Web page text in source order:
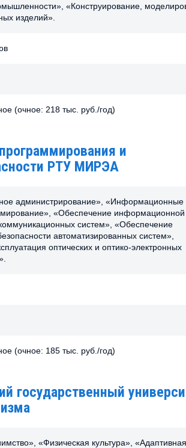
«Конструирование,
изделий».
(очное: 218 тыс. руб./год)
и
РТУ МИРЭА
администрирование», «Информационные
«Обеспечение информационной
систем», «Обеспечение
автоматизированных систем»,
оптических и оптико-электронных
(очное: 185 тыс. руб./год)
государственный
«Физическая культура», «Адаптивная